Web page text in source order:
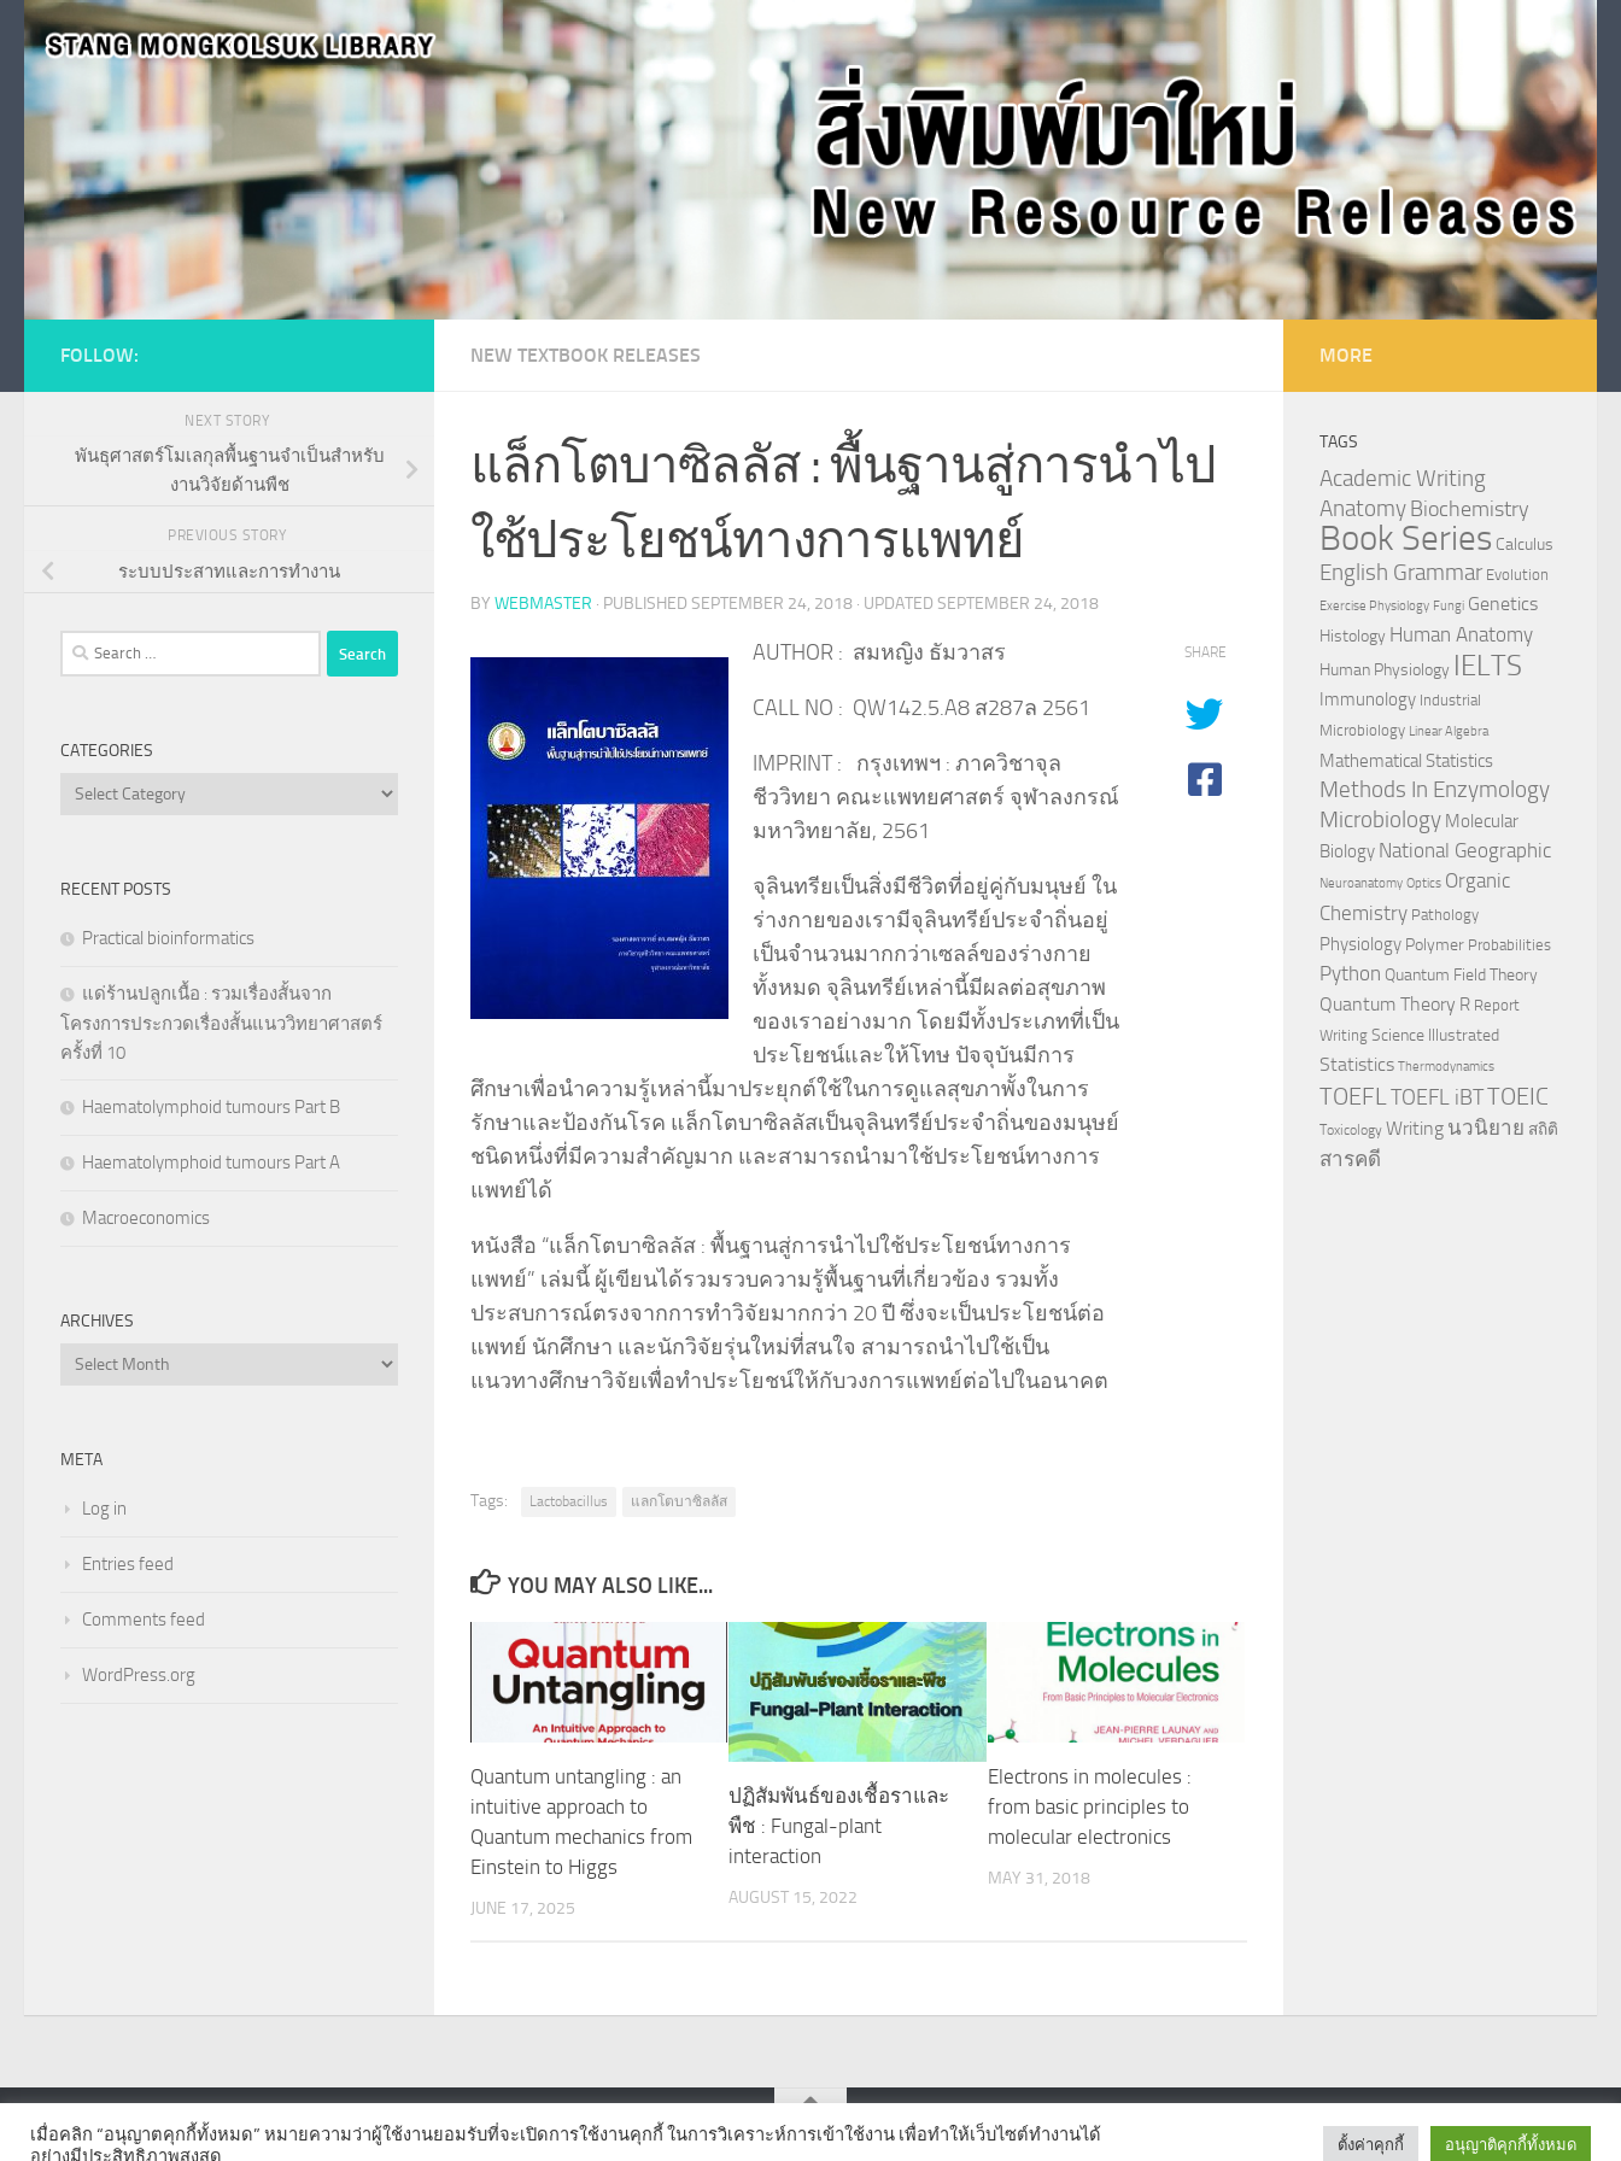
Skip to content
NEW TEXTBOOK RELEASES
แล็กโตบาซิลลัส : พื้นฐานสู่การนำไป
ใช้ประโยชน์ทางการแพทย์
BY WEBMASTER · PUBLISHED SEPTEMBER 24, 2018 · UPDATED SEPTEMBER 24, 2018
AUTHOR : สมหญิง ธัมวาสร
CALL NO : QW142.5.A8 ส287ล 2561
IMPRINT : กรุงเทพฯ : ภาควิชาจุล
ชีววิทยา คณะแพทยศาสตร์ จุฬาลงกรณ์
มหาวิทยาลัย, 2561
จุลินทรียเป็นสิ่งมีชีวิตที่อยู่คู่กับมนุษย์ ใน
ร่างกายของเรามีจุลินทรีย์ประจำถิ่นอยู่
เป็นจำนวนมากกว่าเซลล์ของร่างกาย
ทั้งหมด จุลินทรีย์เหล่านี้มีผลต่อสุขภาพ
ของเราอย่างมาก โดยมีทั้งประเภทที่เป็น
ประโยชน์และให้โทษ ปัจจุบันมีการ
ศึกษาเพื่อนำความรู้เหล่านี้มาประยุกต์ใช้ในการดูแลสุขภาพั้งในการ
รักษาและป้องกันโรค แล็กโตบาซิลลัสเป็นจุลินทรีย์ประจำถิ่นของมนุษย์
ชนิดหนึ่งที่มีความสำคัญมาก และสามารถนำมาใช้ประโยชน์ทางการ
แพทย์ได้
หนังสือ “แล็กโตบาซิลลัส : พื้นฐานสู่การนำไปใช้ประโยชน์ทางการ
แพทย์” เล่มนี้ ผู้เขียนได้รวมรวบความรู้พื้นฐานที่เกี่ยวข้อง รวมทั้ง
ประสบการณ์ตรงจากการทำวิจัยมากกว่า 20 ปี ซึ่งจะเป็นประโยชน์ต่อ
แพทย์ นักศึกษา และนักวิจัยรุ่นใหม่ที่สนใจ สามารถนำไปใช้เป็น
แนวทางศึกษาวิจัยเพื่อทำประโยชน์ให้กับวงการแพทย์ต่อไปในอนาคต
SHARE
Tags: Lactobacillus แลกโตบาซิลลัส
YOU MAY ALSO LIKE...
Quantum untangling : an
intuitive approach to
Quantum mechanics from
Einstein to Higgs
JUNE 17, 2025
ปฏิสัมพันธ์ของเชื้อราและ
พืช : Fungal-plant
interaction
AUGUST 15, 2022
Electrons in molecules :
from basic principles to
molecular electronics
MAY 31, 2018
FOLLOW:
NEXT STORY
พันธุศาสตร์โมเลกุลพื้นฐานจำเป็นสำหรับ
งานวิจัยด้านพืช
PREVIOUS STORY
ระบบประสาทและการทำงาน
Search
for:
CATEGORIES
Categories
RECENT POSTS
Practical bioinformatics
แด่ร้านปลูกเนื้อ : รวมเรื่องสั้นจาก
โครงการประกวดเรื่องสั้นแนววิทยาศาสตร์
ครั้งที่ 10
Haematolymphoid tumours Part B
Haematolymphoid tumours Part A
Macroeconomics
ARCHIVES
Archives
META
Log in
Entries feed
Comments feed
WordPress.org
MORE
TAGS
Academic Writing
AnatomyBiochemistry
Book Series Calculus
English Grammar Evolution
Exercise Physiology Fungi Genetics
Histology Human Anatomy
Human Physiology IELTS
Immunology Industrial
Microbiology Linear Algebra
Mathematical Statistics
Methods In Enzymology
Microbiology Molecular
Biology National Geographic
Neuroanatomy Optics Organic
Chemistry Pathology
Physiology Polymer Probabilities
Python Quantum Field Theory
Quantum Theory R Report
Writing Science Illustrated
Statistics Thermodynamics
TOEFL TOEFL iBTTOEIC
Toxicology Writing นวนิยาย สถิติ
สารคดี
© 2026. All Rights Reserved.
เมื่อคลิก “อนุญาตคุกกี้ทั้งหมด” หมายความว่าผู้ใช้งานยอมรับที่จะเปิดการใช้งานคุกกี้ ในการวิเคราะห์การเข้าใช้งาน เพื่อทำให้เว็บไซต์ทำงานได้
อย่างมีประสิทธิภาพสูงสุด
ตั้งค่าคุกกี้ อนุญาติคุกกี้ทั้งหมด